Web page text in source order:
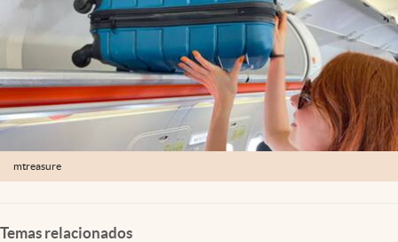
mtreasure
Temas relacionados